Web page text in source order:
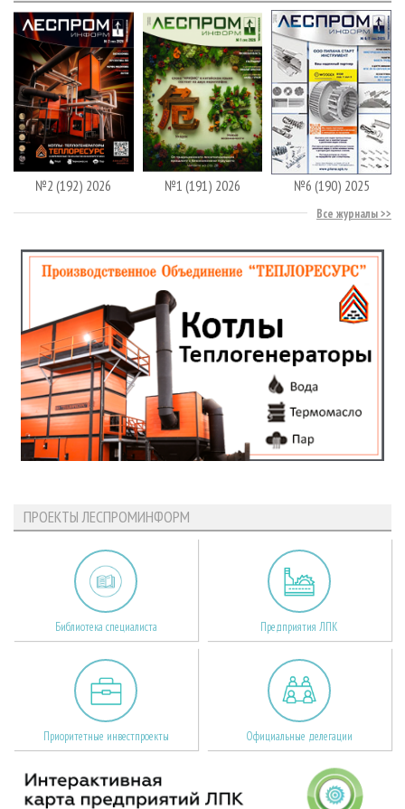
№2 (192) 2026 №1 (191) 2026 №6 (190) 2025
Все журналы
ПРОЕКТЫ ЛЕСПРОМИНФОРМ
Библиотека специалиста Предприятия ЛПК
Приоритетные инвестпроекты Официальные делегации